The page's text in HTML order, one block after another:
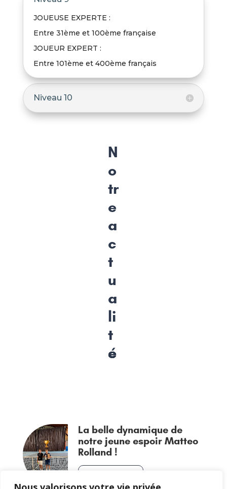
JOUEUSE EXPERTE :
Entre 31ème et 100ème française
JOUEUR EXPERT :
Entre 101ème et 400ème français
Niveau 10
N
o
tr
e
a
c
t
u
a
li
t
é
La belle dynamique de
notre jeune espoir Matteo
Rolland !